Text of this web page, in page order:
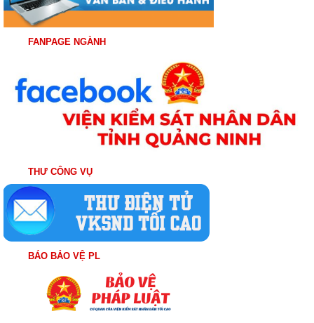
FANPAGE NGÀNH
THƯ CÔNG VỤ
BÁO BẢO VỆ PL